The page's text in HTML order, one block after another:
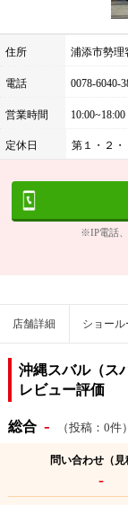
住所 浦添市勢理
電話 0078-6040-
営業時間 10:00~18:00
定休日 第１・２・
※IP電話、
店舗詳細 ショール
沖縄スバル（ス
レビュー評価
総合 - （投稿：0件）
問い合わせ（見
-